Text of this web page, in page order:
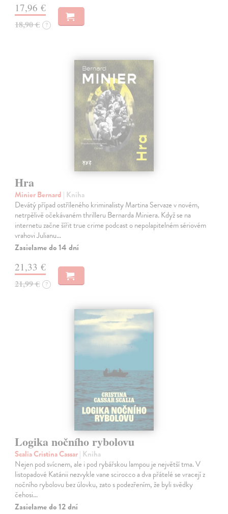
17,96 €
18,90 € ?
Hra
Minier Bernard | Kniha
Devátý případ ostříleného kriminalisty Martina Servaze v novém,
netrpělivě očekávaném thrilleru Bernarda Miniera. Když se na
internetu začne šířit true crime podcast o nepolapitelném sériovém
vrahovi Julianu…
Zasielame do 14 dní
21,33 €
21,99 € ?
Logika nočního rybolovu
Scalia Cristina Cassar| Kniha
Nejen pod svícnem, ale i pod rybářskou lampou je největší tma. V
listopadové Katánii nezvykle vane scirocco a dva přátelé se vracejí z
nočního rybolovu bez úlovku, zato s podezřením, že byli svědky
čehosi…
Zasielame do 12 dní